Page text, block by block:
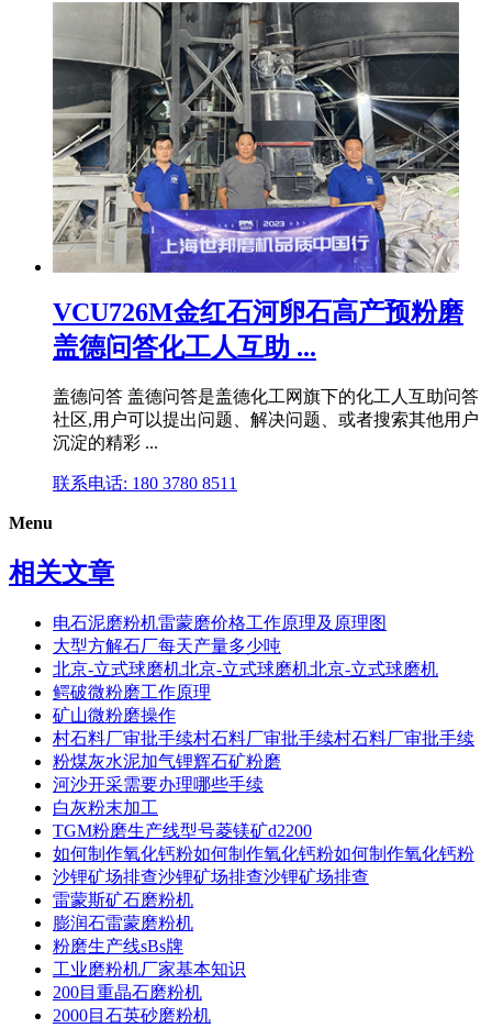
VCU726M金红石河卵石高产预粉磨
盖德问答化工人互助 ...
盖德问答 盖德问答是盖德化工网旗下的化工人互助问答
社区,用户可以提出问题、解决问题、或者搜索其他用户
沉淀的精彩 ...
联系电话: 180 3780 8511
Menu
相关文章
电石泥磨粉机雷蒙磨价格工作原理及原理图
大型方解石厂每天产量多少吨
北京-立式球磨机北京-立式球磨机北京-立式球磨机
鳄破微粉磨工作原理
矿山微粉磨操作
村石料厂审批手续村石料厂审批手续村石料厂审批手续
粉煤灰水泥加气锂辉石矿粉磨
河沙开采需要办理哪些手续
白灰粉末加工
TGM粉磨生产线型号菱镁矿d2200
如何制作氧化钙粉如何制作氧化钙粉如何制作氧化钙粉
沙锂矿场排查沙锂矿场排查沙锂矿场排查
雷蒙斯矿石磨粉机
膨润石雷蒙磨粉机
粉磨生产线sBs牌
工业磨粉机厂家基本知识
200目重晶石磨粉机
2000目石英砂磨粉机